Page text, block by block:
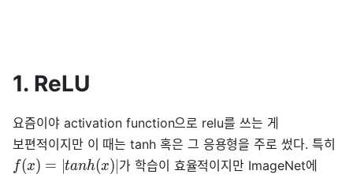
1. ReLU
요즘이야 activation function으로 relu를 쓰는 게
보편적이지만 이 때는 tanh 혹은 그 응용형을 주로 썼다. 특히
f(x) = ∣tanh(x) 가 학습이 효율적이지만 ImageNet에